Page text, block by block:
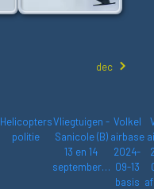
dec
Helicopters
politie
Vliegtuigen -
Sanicole (B)
13 en 14
september…
Volkel
airbase
2024-
09-13
basis